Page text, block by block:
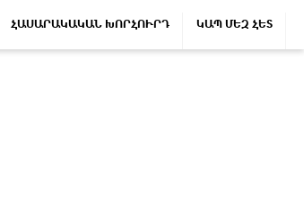
ՀԱՍԱՐԱԿԱԿԱՆ ԽՈՐՀՈՒՐԴ ԿԱՊ ՄԵԶ ՀԵՏ